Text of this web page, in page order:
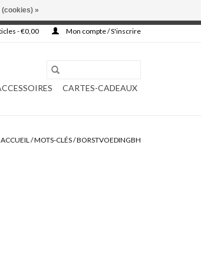
- €0,00 Mon compte / S'inscrire
CARTES-CADEAUX
ACCUEIL/MOTS-CLÉS/BORSTVOEDINGBH
»